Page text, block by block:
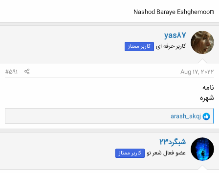
Nashod Baraye Eshghemoon
yas87
کاربر حرفه ای کاربر ممتاز
Aug 17, 2022
#591
نامه
شهره
و
ا
ک
ن
ش
ه
ا
arash_akqj
شبگرد23
عضو فعال شعر نو کاربر ممتاز